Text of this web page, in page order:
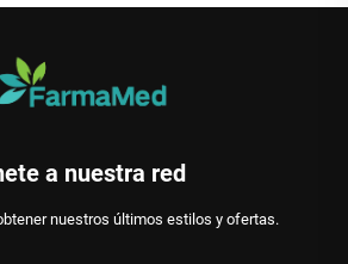
a nuestra red
nuestros últimos estilos y ofertas.